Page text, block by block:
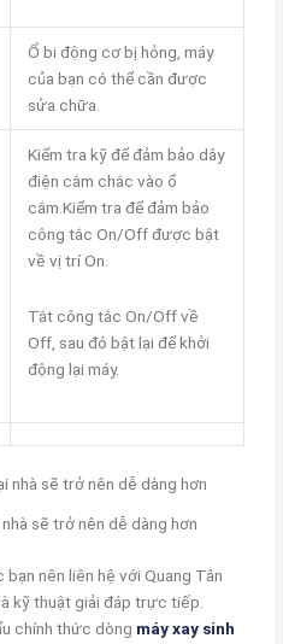
Ổ bi động cơ bị hỏng, máy
của bạn có thể cần được
sửa chữa.
Kiểm tra kỹ để đảm bảo dây
điện cắm chắc vào ổ
cắm.Kiểm tra để đảm bảo
công tắc On/Off được bật
về vị trí On.
Tắt công tắc On/Off về
Off, sau đó bật lại để khởi
động lại máy.
sẽ trở nên dễ dàng hơn
nên liên hệ với Quang Tân
kỹ thuật giải đáp trực tiếp.
chính thức dòng máy xay sinh